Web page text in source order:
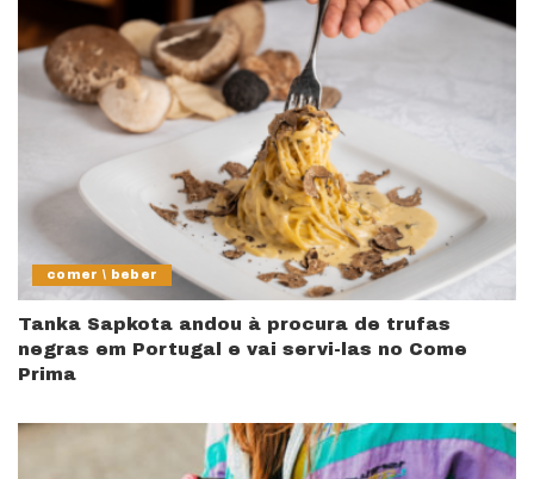
comer \ beber
Tanka Sapkota andou à procura de trufas
negras em Portugal e vai servi-las no Come
Prima